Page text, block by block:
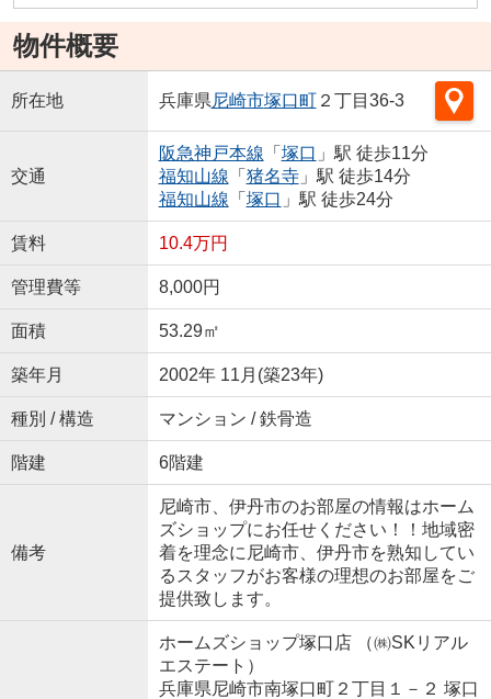
物件概要
所在地 兵庫県尼崎市塚口町２丁目36-3
交通
阪急神戸本線 「 塚口 」駅 徒歩11分
福知山線 「 猪名寺」駅 徒歩14分
福知山線 「 塚口 」駅 徒歩24分
賃料 10.4万円
管理費等 8,000円
面積 53.29㎡
築年月 2002年 11月(築23年)
種別 / 構造 マンション / 鉄骨造
階建 6階建
備考
尼崎市、伊丹市のお部屋の情報はホーム
ズショップにお任せください！！地域密
着を理念に尼崎市、伊丹市を熟知してい
るスタッフがお客様の理想のお部屋をご
提供致します。
ホームズショップ塚口店 （㈱SKリアル
エステート）
兵庫県尼崎市南塚口町２丁目１－２ 塚口